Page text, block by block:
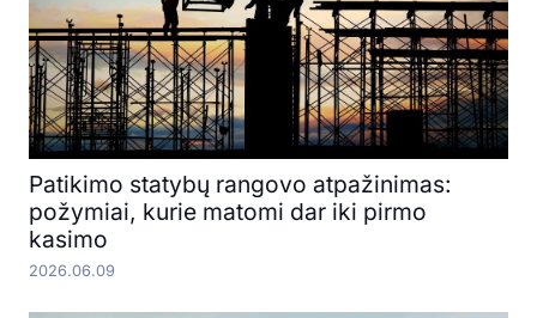
Patikimo statybų rangovo atpažinimas:
požymiai, kurie matomi dar iki pirmo
kasimo
2026.06.09